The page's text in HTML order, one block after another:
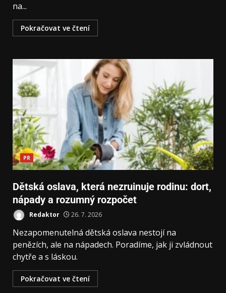
na...
Pokračovat ve čtení
PR
Dětská oslava, která nezruinuje rodinu: dort,
nápady a rozumný rozpočet
Redaktor 26. 7. 2026
Nezapomenutelná dětská oslava nestojí na
penězích, ale na nápadech. Poradíme, jak ji zvládnout
chytře a s láskou.
Pokračovat ve čtení